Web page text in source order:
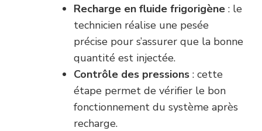
Recharge en fluide frigorigène : le
technicien réalise une pesée
précise pour s’assurer que la bonne
quantité est injectée.
Contrôle des pressions : cette
étape permet de vérifier le bon
fonctionnement du système après
recharge.